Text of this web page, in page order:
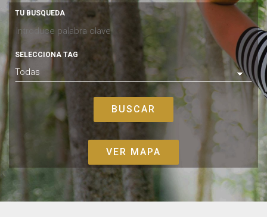
TU BUSQUEDA
SELECCIONA TAG
VER MAPA